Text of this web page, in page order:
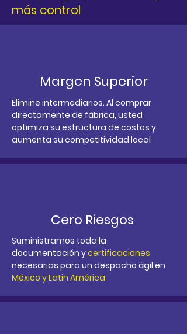
más control
Margen Superior
Elimine intermediarios. Al comprar
directamente de fábrica, usted
optimiza su estructura de costos y
aumenta su competitividad local
Cero Riesgos
Suministramos toda la
documentación ycertificaciones
necesarias para un despacho ágil en
México y Latin América